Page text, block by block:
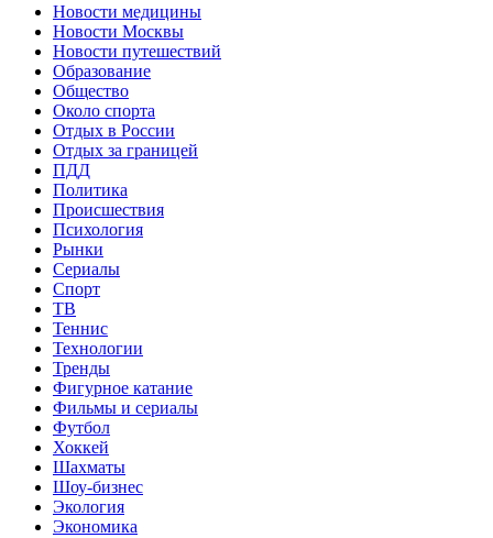
Новости медицины
Новости Москвы
Новости путешествий
Образование
Общество
Около спорта
Отдых в России
Отдых за границей
ПДД
Политика
Происшествия
Психология
Рынки
Сериалы
Спорт
ТВ
Теннис
Технологии
Тренды
Фигурное катание
Фильмы и сериалы
Футбол
Хоккей
Шахматы
Шоу-бизнес
Экология
Экономика